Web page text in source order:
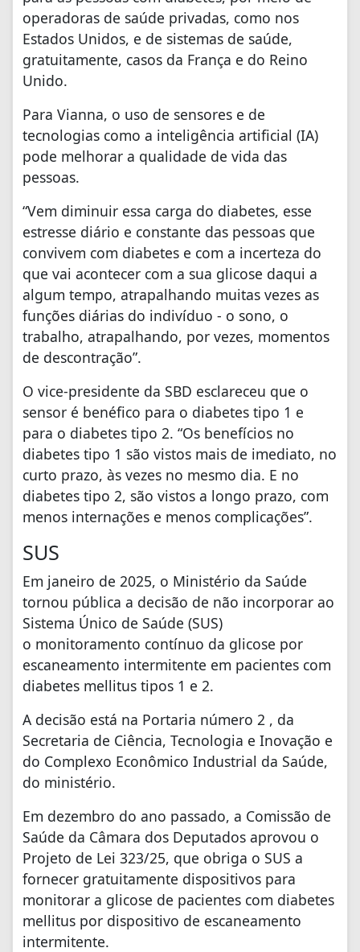
operadoras de saúde privadas, como nos
Estados Unidos, e de sistemas de saúde,
gratuitamente, casos da França e do Reino
Unido.
Para Vianna, o uso de sensores e de
tecnologias como a inteligência artificial (IA)
pode melhorar a qualidade de vida das
pessoas.
“Vem diminuir essa carga do diabetes, esse
estresse diário e constante das pessoas que
convivem com diabetes e com a incerteza do
que vai acontecer com a sua glicose daqui a
algum tempo, atrapalhando muitas vezes as
funções diárias do indivíduo - o sono, o
trabalho, atrapalhando, por vezes, momentos
de descontração”.
O vice-presidente da SBD esclareceu que o
sensor é benéfico para o diabetes tipo 1 e
para o diabetes tipo 2. “Os benefícios no
diabetes tipo 1 são vistos mais de imediato, no
curto prazo, às vezes no mesmo dia. E no
diabetes tipo 2, são vistos a longo prazo, com
menos internações e menos complicações”.
SUS
Em janeiro de 2025, o Ministério da Saúde
tornou pública a decisão de não incorporar ao
Sistema Único de Saúde (SUS)
o monitoramento contínuo da glicose por
escaneamento intermitente em pacientes com
diabetes mellitus tipos 1 e 2.
A decisão está na Portaria número 2 , da
Secretaria de Ciência, Tecnologia e Inovação e
do Complexo Econômico Industrial da Saúde,
do ministério.
Em dezembro do ano passado, a Comissão de
Saúde da Câmara dos Deputados aprovou o
Projeto de Lei 323/25, que obriga o SUS a
fornecer gratuitamente dispositivos para
monitorar a glicose de pacientes com diabetes
mellitus por dispositivo de escaneamento
intermitente.